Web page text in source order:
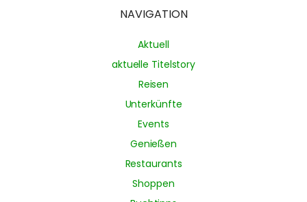
NAVIGATION
Aktuell
aktuelle Titelstory
Reisen
Unterkünfte
Events
Genießen
Restaurants
Shoppen